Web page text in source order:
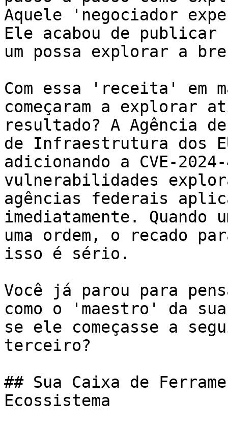
Aquele 'negociador
Ele acabou de publicar
um possa explorar a
Com essa 'receita' em
começaram a explorar
resultado? A Agência
de Infraestrutura dos
adicionando a CVE-
vulnerabilidades
agências federais
imediatamente. Quando
uma ordem, o recado
isso é sério.
Você já parou para
como o 'maestro' da
se ele começasse a
terceiro?
## Sua Caixa de
Ecossistema